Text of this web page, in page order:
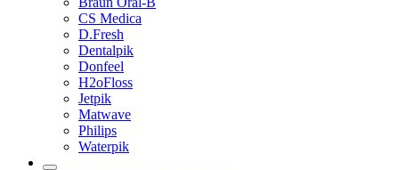
CS Medica
D.Fresh
Dentalpik
Donfeel
H2oFloss
Jetpik
Matwave
Philips
Waterpik